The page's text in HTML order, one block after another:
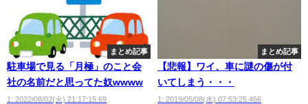
まとめ記事
駐車場で見る「月極」のこと会
社の名前だと思ってた奴wwww
1: 2022/08/02(火) 21:17:15.69
まとめ記事
【悲報】ワイ、車に謎の傷が付
いてしまう・・・
1: 2019/05/08(水) 07:53:25.466